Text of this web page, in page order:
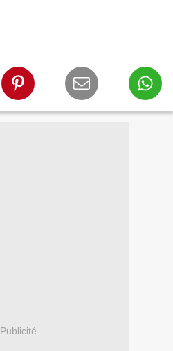
Publicité